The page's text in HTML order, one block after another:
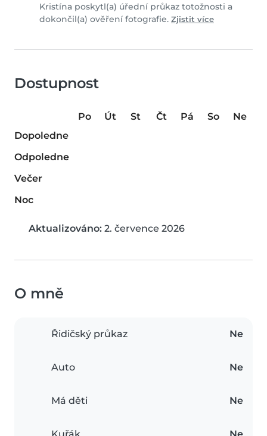
Kristína poskytl(a) úřední průkaz totožnosti a
dokončil(a) ověření fotografie. Zjistit více
Dostupnost
Po Út St Čt Pá So
Ne
Dopoledne
Odpoledne
Večer
Noc
Aktualizováno: 2. července 2026
O mně
Řidičský průkaz Ne
Auto Ne
Má děti Ne